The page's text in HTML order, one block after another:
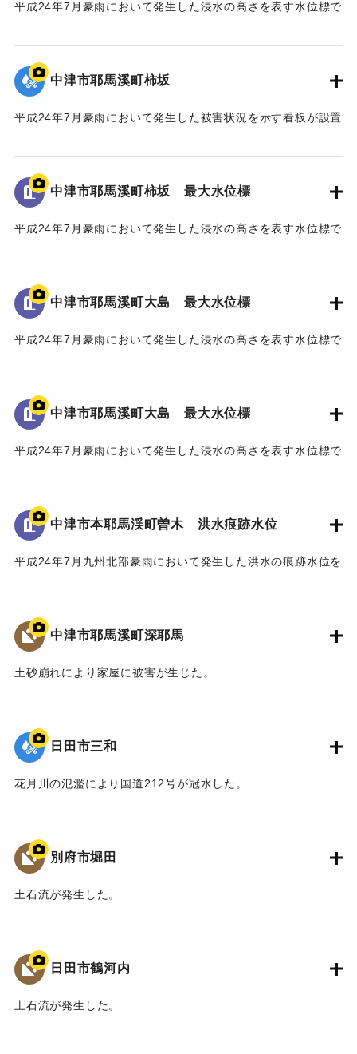
この間、事業の推進にあたり、地権者の皆様、地域の皆
今後、将来にわたり、山国川の美しい風景や自然の中で、
この水害の記憶が後世に引き継がれ、地域の安全・安心、水
害からの復興・発展に繋がることを心より願い、ここに銘記
平成三十年十一月
国土交通省 山国川河川事務所
「平成24年7月九州北部豪雨」により、中津市耶馬溪町平田地
区及び戸原地区では、約70戸の家屋が浸水する甚大な被害を
受けた。
河川管理者である国土交通省においても、「橋を存置して
の整備は、流下阻害の大きなリスクを伴うことから、新橋へ
の架替が望ましい」との考えであった。
な構成要素であり、下流の耶馬溪橋、羅漢寺橋とともに「耶
馬3橋」として全国的にも文化財的価値の高い構造物であるこ
とから、馬溪橋の架替については、文化庁の文化審議会、中
水対策については地域合意が前提」として、治水や文化財等
の学識者を交えた「山国川治水対策検討委員会」を設置し、
平成27年1月から平成28年3月にわたり、架替を含む複数の治
最終的に、「馬溪橋を存置して、河道掘削と川幅拡幅、堤
防整備を行う」治水対策案を、模型実験により地元住民と確
認し合意を経て、整備方針として決定した。
景観保全など多分野にわたる検討を、国土交通省、中津市な
平成30年11月 国土交通省山国川河川事務所
中津市
【出典：碑文】
｜固有コード:09922073
平成24年7月豪雨において発生した浸水の高さを表す水位標で
地面から105cmの位置に水位が示されている。
｜固有コード: 09922070
中津市耶馬溪町柿坂
平成24年7月豪雨において発生した被害状況を示す看板が設置
｜固有コード:
中津市耶馬溪町柿坂 最大水位標
平成24年7月豪雨において発生した浸水の高さを表す水位標で
地面から160cmの位置に水位が示されている。
｜固有コード: 09922068
中津市耶馬溪町大島 最大水位標
平成24年7月豪雨において発生した浸水の高さを表す水位標で
地面から85cmの位置に水位が示されている。
｜固有コード: 09922067
中津市耶馬溪町大島 最大水位標
平成24年7月豪雨において発生した浸水の高さを表す水位標で
地面から0.9メートルの位置に水位が示されている。
｜固有コード: 09922066
中津市本耶馬渓町曽木 洪水痕跡水位
平成24年7月九州北部豪雨において発生した洪水の痕跡水位を
青の禅海橋のたもとに設置してある。
｜固有コード: 09922065
中津市耶馬溪町深耶馬
土砂崩れにより家屋に被害が生じた。
｜固有コード:09922064
日田市三和
花月川の氾濫により国道212号が冠水した。
｜固有コード:09922063
別府市堀田
土石流が発生した。
｜固有コード:09922062
日田市鶴河内
土石流が発生した。
｜固有コード:09922061